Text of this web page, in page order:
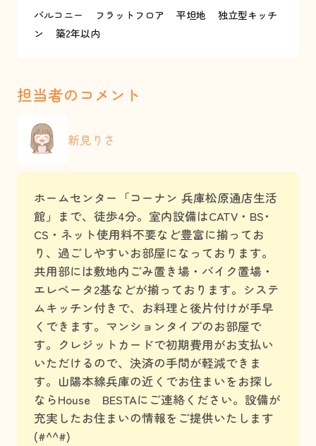
バルコニー フラットフロア 平坦地
独立型キッチ
ン
築2年以内
担当者のコメント
新見りさ
ホームセンター「コーナン 兵庫松原通店生活
館」まで、徒歩4分。室内設備はCATV・BS･
CS・ネット使用料不要など豊富に揃ってお
り、過ごしやすいお部屋になっております。
共用部には敷地内ごみ置き場・バイク置場・
エレベータ2基などが揃っております。システ
ムキッチン付きで、お料理と後片付けが手早
くできます。マンションタイプのお部屋で
す。クレジットカードで初期費用がお支払い
いただけるので、決済の手間が軽減できま
す。山陽本線兵庫の近くでお住まいをお探し
ならHouse BESTAにご連絡ください。設備が
充実したお住まいの情報をご提供いたします
(#^^#)